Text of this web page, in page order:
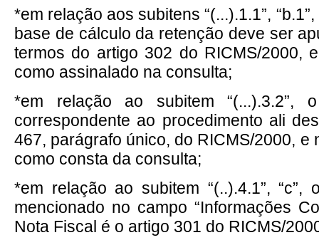
*em relação aos subitens “(...).1.1”, “b.1”,
base de cálculo da retenção deve ser
termos do artigo 302 do RICMS/2000,
como assinalado na consulta;
*em relação ao subitem “(...).3.2”,
correspondente ao procedimento ali
467, parágrafo único, do RICMS/2000, e
como consta da consulta;
*em relação ao subitem “(..).4.1”, “c”,
mencionado no campo “Informações
Nota Fiscal é o artigo 301 do RICMS/